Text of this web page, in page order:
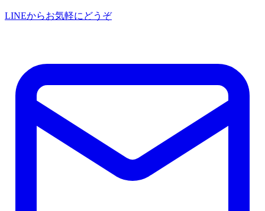
LINEからお気軽にどうぞ